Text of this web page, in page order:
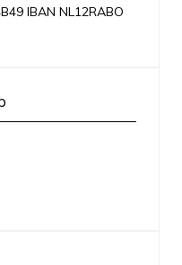
IBAN NL12RABO